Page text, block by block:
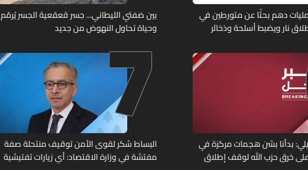
دهم بحثًا عن متورطين في
نار ويضبط أسلحة وذخائر
بين ضفتي الليطاني... جسر قعقعية الجسر يُرمّم
وحياة تحاول النهوض من جديد
بدأنا بشن هجمات مركزة في
على خرق حزب الله لوقف إطلاق
7
البساط شكر لقوى الأمن توقيف منتحلة صفة
مفتشة في وزارة الاقتصاد: أي زيارات تفتيشية